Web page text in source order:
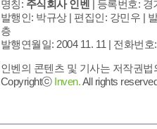
명칭: 주식회사 인벤 | 등록번호: 경
발행인: 박규상 | 편집인: 강민우 |
층
발행연월일: 2004 11. 11 | 전화번호
인벤의 콘텐츠 및 기사는 저작권
Copyrightⓒ Inven.All rights